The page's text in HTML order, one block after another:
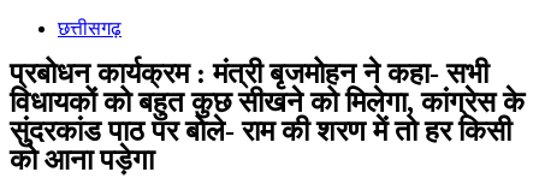
छत्तीसगढ़
प्रबोधन कार्यक्रम : मंत्री बृजमोहन ने कहा- सभी
विधायकों को बहुत कुछ सीखने को मिलेगा, कांग्रेस के
सुंदरकांड पाठ पर बोले- राम की शरण में तो हर किसी
को आना पड़ेगा